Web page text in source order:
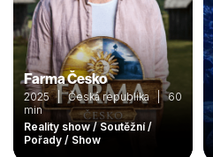
Farma Česko
2025 | Česká republika | 60
min
Reality show / Soutěžní /
Pořady / Show